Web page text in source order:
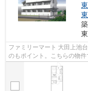
ファミリーマート 大田上池
のもポイント。こちらの物
す。2駅利用できるアパート